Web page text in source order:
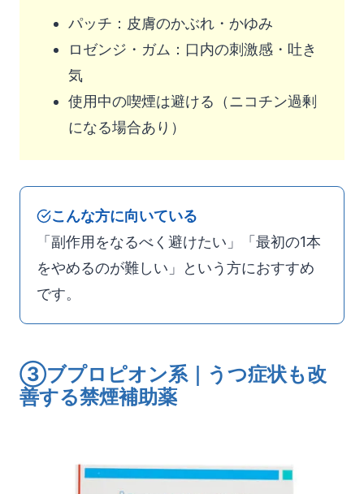
パッチ：皮膚のかぶれ・かゆみ
ロゼンジ・ガム：口内の刺激感・吐き
気
使用中の喫煙は避ける（ニコチン過剰
になる場合あり）
こんな方に向いている
「副作用をなるべく避けたい」「最初の1本
をやめるのが難しい」という方におすすめ
です。
③ブプロピオン系｜うつ症状も改
善する禁煙補助薬